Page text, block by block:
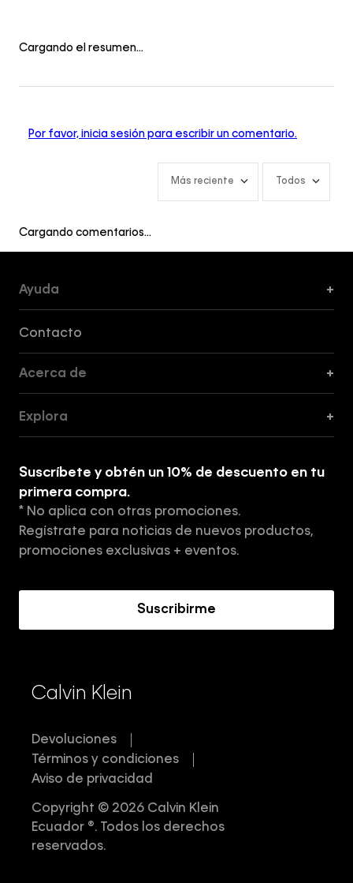
Cargando el resumen…
Por favor, inicia sesión para escribir un comentario.
Más reciente Todos
Cargando comentarios…
Ayuda +
Contacto
Acerca de +
Tiendas
Aviso de privacidad
Términos y Condiciones
Explora +
Suscríbete y obtén un 10% de descuento en tu
primera compra.
* No aplica con otras promociones.
Regístrate para noticias de nuevos productos,
promociones exclusivas + eventos.
Suscribirme
Calvin Klein
Devoluciones
Términos y condiciones
Aviso de privacidad
Copyright © 2026 Calvin Klein
Ecuador ®. Todos los derechos
reservados.